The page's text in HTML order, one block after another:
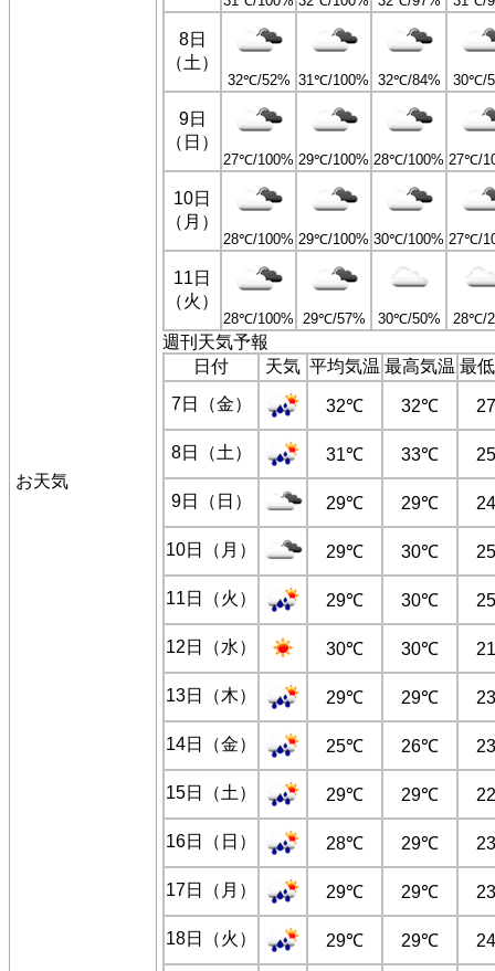
お天気
8日
（土）
32℃/52% 31℃/100% 32℃/84% 30℃/
9日
（日）
27℃/100% 29℃/100% 28℃/100% 27℃/
10日
（月）
28℃/100% 29℃/100% 30℃/100% 27℃/
11日
（火）
28℃/100% 29℃/57% 30℃/50% 28℃/
週刊天気予報
日付
天気 平均気温 最高気温 最
7日（金）
32℃ 32℃
8日（土） 31℃ 33℃
9日（日） 29℃ 29℃
10日（月） 29℃ 30℃
11日（火） 29℃ 30℃
12日（水） 30℃ 30℃
13日（木） 29℃ 29℃
14日（金） 25℃ 26℃
15日（土） 29℃ 29℃
16日（日） 28℃ 29℃
17日（月） 29℃ 29℃
18日（火） 29℃ 29℃